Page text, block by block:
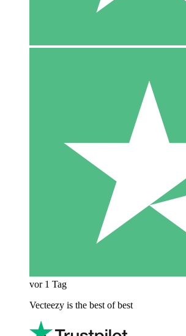
vor 1 Tag
Vecteezy is the best of best